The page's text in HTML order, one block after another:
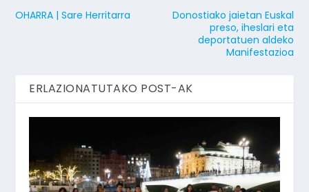
OHARRA | Sare Herritarra
Donostiako jaietan Euskal
preso, iheslari eta
deportatuen aldeko
Manifestazioa
ERLAZIONATUTAKO POST-AK